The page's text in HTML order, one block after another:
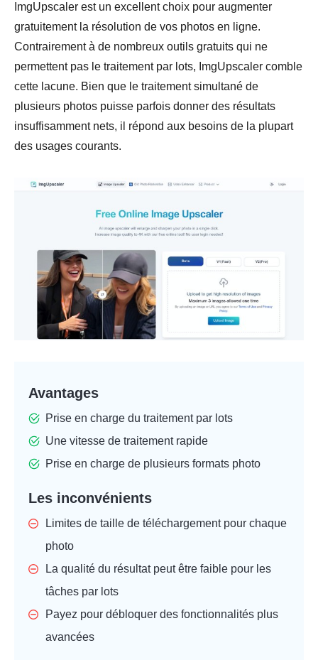
ImgUpscaler est un excellent choix pour augmenter
gratuitement la résolution de vos photos en ligne.
Contrairement à de nombreux outils gratuits qui ne
permettent pas le traitement par lots, ImgUpscaler comble
cette lacune. Bien que le traitement simultané de
plusieurs photos puisse parfois donner des résultats
insuffisamment nets, il répond aux besoins de la plupart
des usages courants.
Avantages
Prise en charge du traitement par lots
Une vitesse de traitement rapide
Prise en charge de plusieurs formats photo
Les inconvénients
Limites de taille de téléchargement pour chaque
photo
La qualité du résultat peut être faible pour les
tâches par lots
Payez pour débloquer des fonctionnalités plus
avancées